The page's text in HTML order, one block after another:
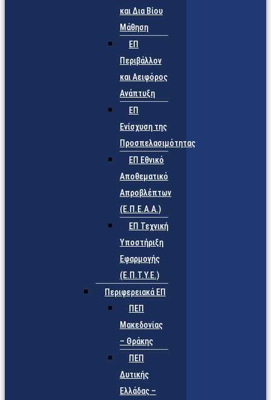
και Δια Βίου
Μάθηση
ΕΠ
Περιβάλλον
και Αειφόρος
Ανάπτυξη
ΕΠ
Ενίσχυση της
Προσπελασιμότητας
ΕΠ Εθνικό
Αποθεματικό
Απροβλέπτων
(Ε.Π.Ε.Α.Α.)
ΕΠ Τεχνική
Υποστήριξη
Εφαρμογής
(Ε.Π.Τ.Υ.Ε.)
Περιφερειακά ΕΠ
ΠΕΠ
Μακεδονίας
– Θράκης
ΠΕΠ
Δυτικής
Ελλάδας –